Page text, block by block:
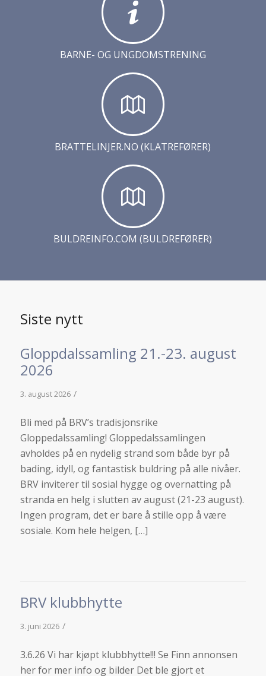
BARNE- OG UNGDOMSTRENING
BRATTELINJER.NO (KLATREFØRER)
BULDREINFO.COM (BULDREFØRER)
Siste nytt
Gloppdalssamling 21.-23. august
2026
3. august 2026 /
Bli med på BRV’s tradisjonsrike
Gloppedalssamling! Gloppedalssamlingen
avholdes på en nydelig strand som både byr på
bading, idyll, og fantastisk buldring på alle nivåer.
BRV inviterer til sosial hygge og overnatting på
stranda en helg i slutten av august (21-23 august).
Ingen program, det er bare å stille opp å være
sosiale. Kom hele helgen, […]
BRV klubbhytte
3. juni 2026 /
3.6.26 Vi har kjøpt klubbhytte!!! Se Finn annonsen
her for mer info og bilder Det ble gjort et